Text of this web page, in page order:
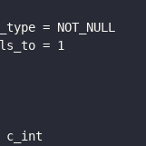
= NOT_NULL
= 1
c_int